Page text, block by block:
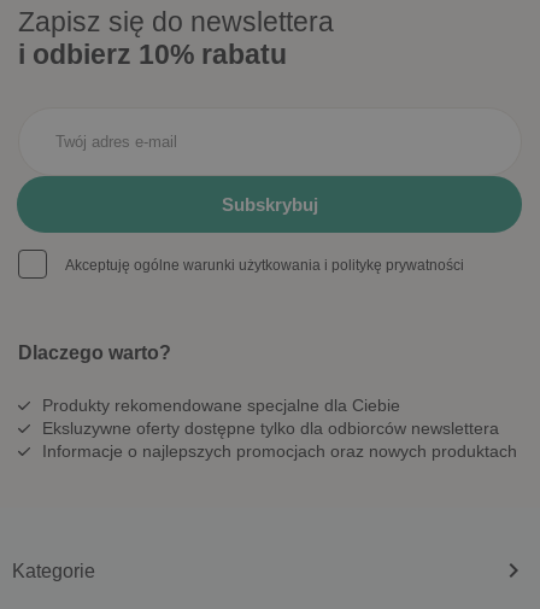
Zapisz się do newslettera
i odbierz 10% rabatu
Akceptuję ogólne warunki użytkowania i politykę prywatności
Dlaczego warto?
Produkty rekomendowane specjalne dla Ciebie
Eksluzywne oferty dostępne tylko dla odbiorców newslettera
Informacje o najlepszych promocjach oraz nowych produktach
Kategorie keyboard_arrow_right